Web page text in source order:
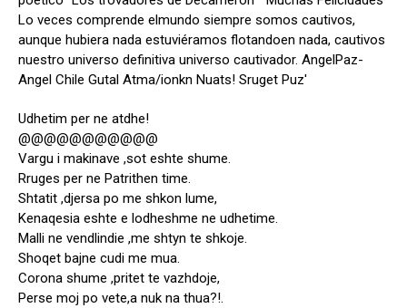
Udhetim per ne atdhe!
@@@@@@@@@@@
Vargu i makinave ,sot eshte shume.
Rruges per ne Patrithen time.
Shtatit ,djersa po me shkon lume,
Kenaqesia eshte e lodheshme ne udhetime.
Malli ne vendlindie ,me shtyn te shkoje.
Shoqet bajne cudi me mua.
Corona shume ,pritet te vazhdoje,
Perse moj po vete,a nuk na thua?!.